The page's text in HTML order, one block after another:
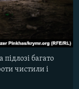
підлозі багато
чистили і